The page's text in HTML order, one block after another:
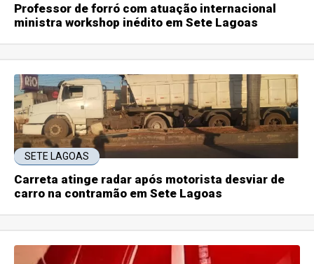
Professor de forró com atuação internacional
ministra workshop inédito em Sete Lagoas
SETE LAGOAS
Carreta atinge radar após motorista desviar de
carro na contramão em Sete Lagoas